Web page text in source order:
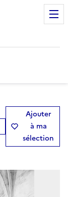
Ajouter
à ma
sélection